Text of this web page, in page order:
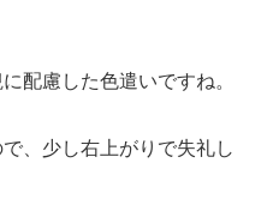
配慮した色遣いですね。
、少し右上がりで失礼し